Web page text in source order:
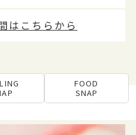
はこちらから
FOOD
SNAP